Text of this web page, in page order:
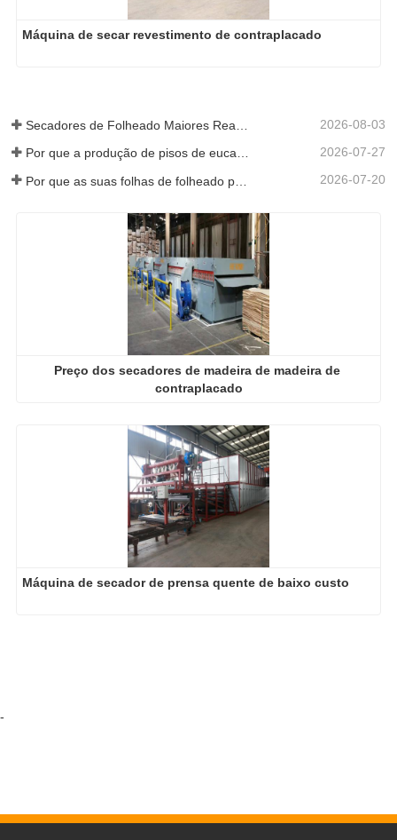
Máquina de secar revestimento de contraplacado
2026-08-03
Por que a produção de pisos de eucalipto precisa de um secador de folheados? 2026-07-27
2026-07-20
Preço dos secadores de madeira de madeira de
contraplacado
Máquina de secador de prensa quente de baixo custo
-